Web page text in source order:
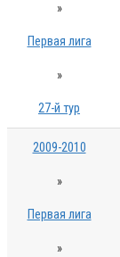
»
Первая лига
»
27-й тур
2009-2010
»
Первая лига
»